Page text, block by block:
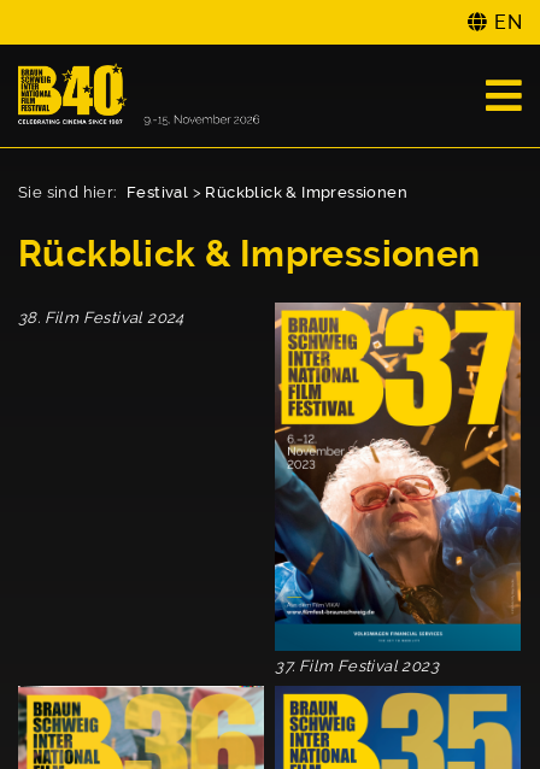
EN
Sie sind hier: Festival > Rückblick & Impressionen
Rückblick & Impressionen
38. Film Festival 2024
37. Film Festival 2023